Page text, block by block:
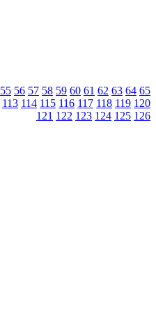
55 56 57 58 59 60 61 62 63 64 65
113 114 115 116 117 118 119 120
121 122 123 124 125 126